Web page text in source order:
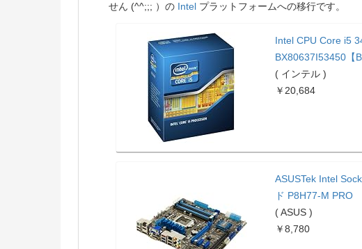
せん (^^;;; ）の Intel プラットフォームへの移行です。
Intel CPU Core i5
BX80637I53450【
( インテル )
￥20,684
ASUSTek Intel
ド P8H77-M PRO
( ASUS )
￥8,780